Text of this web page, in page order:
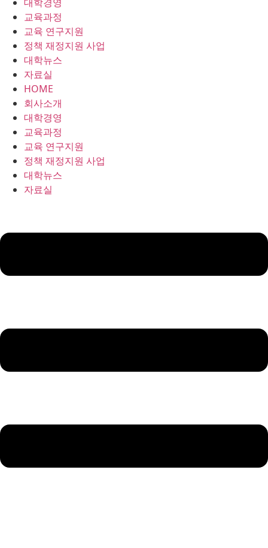
교육과정
교육 연구지원
정책 재정지원 사업
대학뉴스
자료실
HOME
회사소개
대학경영
교육과정
교육 연구지원
정책 재정지원 사업
대학뉴스
자료실